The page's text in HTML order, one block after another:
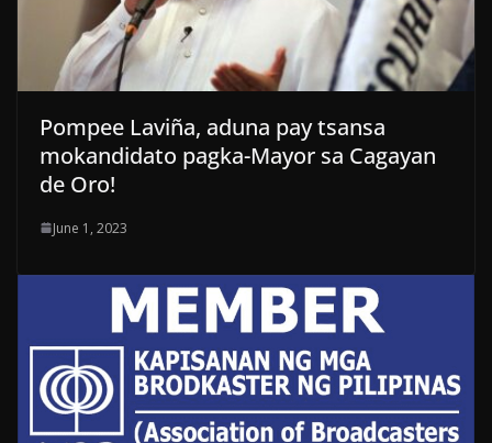
Pompee Laviña, aduna pay tsansa
mokandidato pagka-Mayor sa Cagayan
de Oro!
June 1, 2023